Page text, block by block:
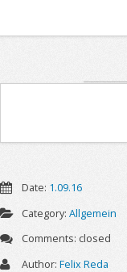
Date: 1.09.16
Category: Allgemein
Comments: closed
Author: Felix Reda